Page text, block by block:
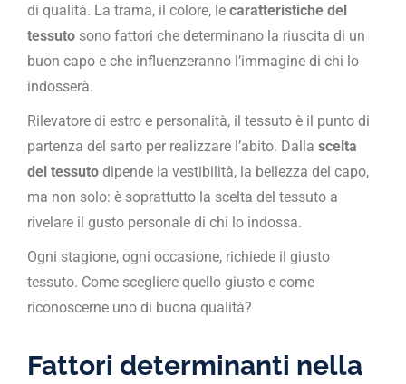
di qualità. La trama, il colore, le caratteristiche del
tessuto sono fattori che determinano la riuscita di un
buon capo e che influenzeranno l’immagine di chi lo
indosserà.
Rilevatore di estro e personalità, il tessuto è il punto di
partenza del sarto per realizzare l’abito. Dalla scelta
del tessuto dipende la vestibilità, la bellezza del capo,
ma non solo: è soprattutto la scelta del tessuto a
rivelare il gusto personale di chi lo indossa.
Ogni stagione, ogni occasione, richiede il giusto
tessuto. Come scegliere quello giusto e come
riconoscerne uno di buona qualità?
Fattori determinanti nella